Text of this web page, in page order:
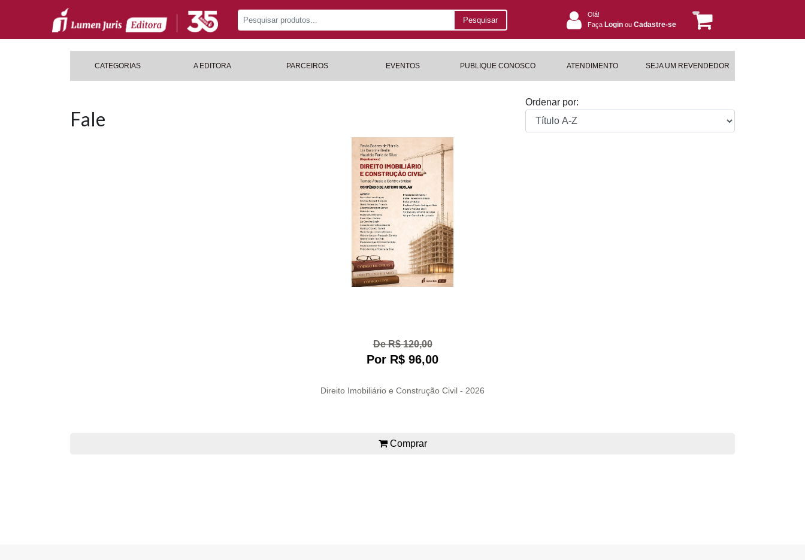
Pesquisar
Olá!
Faça Login ou Cadastre-se
CATEGORIAS A EDITORA PARCEIROS EVENTOS PUBLIQUE CONOSCO ATENDIMENTO SEJA UM REVENDEDOR
Fale
Ordenar por:
De R$ 120,00
Por R$ 96,00
Direito Imobiliário e Construção Civil - 2026
Comprar